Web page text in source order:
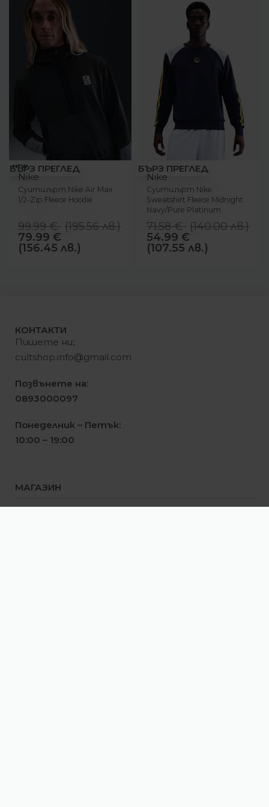
-20%
NEW
БЪРЗ ПРЕГЛЕД
Nike
Суитшърт Nike Air Max
1/2-Zip Fleece Hoodie
99.99€ (195.56лв.)
79.99 €
(156.45 лв.)
-23%
БЪРЗ ПРЕГЛЕД
Nike
Суитшърт Nike
Sweatshirt Fleece Midnight
Navy/Pure Platinum
71.58€ (140.00лв.)
54.99 €
(107.55 лв.)
КОНТАКТИ
Пишете ни:
cultshop.info@gmail.com
Позвънете на:
0893000097
Понеделник – Петък:
10:00 – 19:00
МАГАЗИН